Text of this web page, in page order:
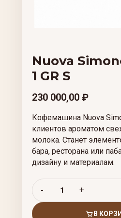
Nuova
1 GR S
230 000,00 ₽
Кофемашина Nuova
клиентов ароматом
молока. Станет
бара, ресторана или
дизайну и материалам.
В